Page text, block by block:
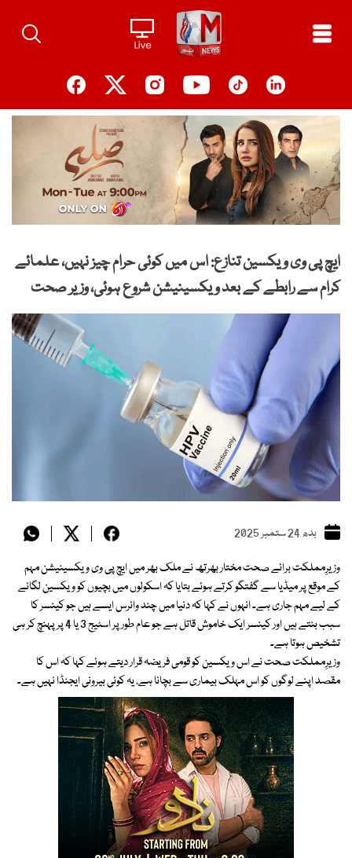
content
ایچ پی وی ویکسین تنازع: اس میں کوئی حرام چیز نہیں، علمائے
کرام سے رابطے کے بعد ویکسینیشن شروع ہوئی، وزیر صحت
بدھ 24 ستمبر 2025
وزیرِمملکت برائے صحت مختار بھرتھ نے ملک بھر میں ایچ پی وی ویکسینیشن مہم
کے موقع پر میڈیا سے گفتگو کرتے ہوئے بتایا کہ اسکولوں میں بچیوں کو ویکسین لگانے
کے لیے مہم جاری ہے۔ انہوں نے کہا کہ دنیا میں چند وائرس ایسے ہیں جو کینسر کا
سبب بنتے ہیں اور کینسر ایک خاموش قاتل ہے جو عام طور پر اسٹیج 3 یا 4 پر پہنچ کر ہی
تشخیص ہوتا ہے۔
وزیرِمملکت صحت نے اس ویکسین کو قومی فریضہ قرار دیتے ہوئے کہا کہ اس کا
مقصد اپنے لوگوں کو اس مہلک بیماری سے بچانا ہے، یہ کوئی بیرونی ایجنڈا نہیں ہے۔